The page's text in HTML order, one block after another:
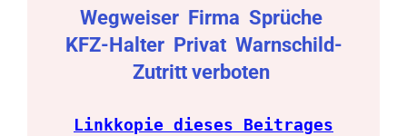
Wegweiser Firma Sprüche
KFZ-Halter Privat Warnschild-
Zutritt verboten
Linkkopie dieses Beitrages